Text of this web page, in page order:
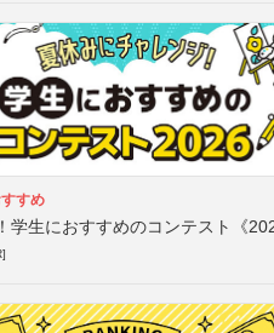
すめ
学生におすすめのコンテスト《